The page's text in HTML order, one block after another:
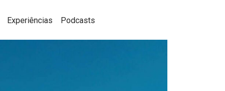
Experiências Podcasts